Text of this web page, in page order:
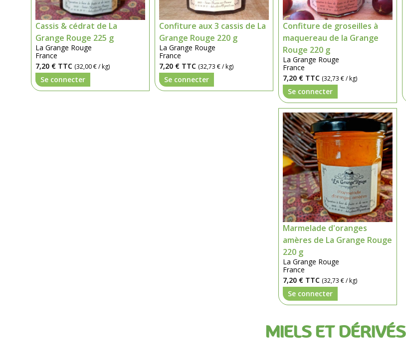
Cassis & cédrat de La
Grange Rouge 225 g
La Grange Rouge
France
7,20 € TTC (32,00 € / kg)
Se connecter
Confiture aux 3 cassis de La
Grange Rouge 220 g
La Grange Rouge
France
7,20 € TTC (32,73 € / kg)
Se connecter
Confiture de groseilles à
maquereau de la Grange
Rouge 220 g
La Grange Rouge
France
7,20 € TTC (32,73 € / kg)
Se connecter
Marmelade d'oranges
amères de La Grange Rouge
220 g
La Grange Rouge
France
7,20 € TTC (32,73 € / kg)
Se connecter
MIELS ET DÉRIVÉS